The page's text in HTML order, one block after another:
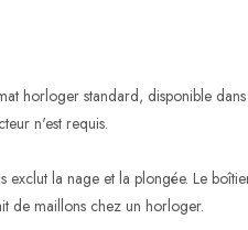
horloger standard, disponible
n'est requis.
exclut la nage et la plongée. Le
de maillons chez un horloger.